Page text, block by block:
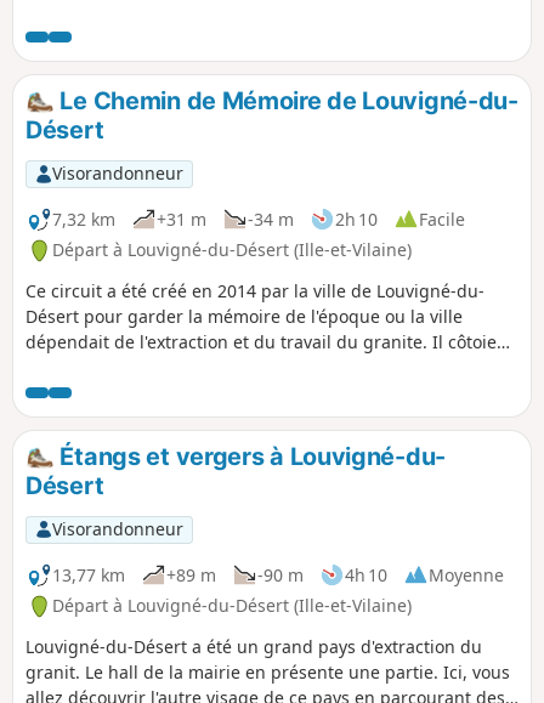
point haut de la promenade, le rocher de Saint-Guillaume
est blotti dans un sous-bois. La légende affirme que Saint-
Guillaume a vécu en ce lieu pendant sept ans et que l’on
retrouve sculptés dans la roche, le lavoir, l’écuelle, la
fontaine et le lit de l’ermite.
Le Chemin de Mémoire de Louvigné-du-
Désert
Visorandonneur
7,32 km
+31 m -34 m 2h 10
Facile
Départ à Louvigné-du-Désert (Ille-et-Vilaine)
Ce circuit a été créé en 2014 par la ville de Louvigné-du-
Désert pour garder la mémoire de l'époque ou la ville
dépendait de l'extraction et du travail du granite. Il côtoie
et de disparaître avec l'usure du temps. Dans un futur
proche, ces lieux d'histoire pourront être découvert par des
QRCodes.Étangs et vergers à Louvigné-du-
Désert
Visorandonneur
13,77 km
+89 m -90 m 4h 10
Moyenne
Départ à Louvigné-du-Désert (Ille-et-Vilaine)
Louvigné-du-Désert a été un grand pays d'extraction du
granit. Le hall de la mairie en présente une partie. Ici, vous
allez découvrir l'autre visage de ce pays en parcourant des